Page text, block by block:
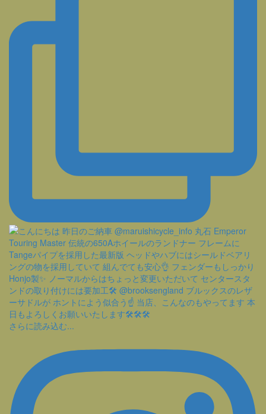
さらに読み込む...